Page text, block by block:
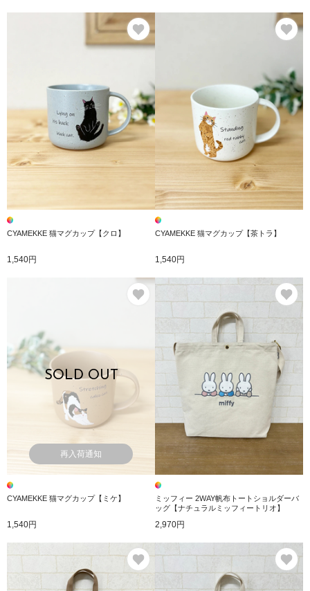
お気に入り
CYAMEKKE 猫マグカップ【クロ】
1,540円
CYAMEKKE 猫マグカップ【茶トラ】
1,540円
お気に入り
SOLD OUT
再入荷通知
CYAMEKKE 猫マグカップ【ミケ】
1,540円
お
ミッフィー 2WAY帆布トートショルダーバ
ッグ【ナチュラルミッフィートリオ】
2,970円